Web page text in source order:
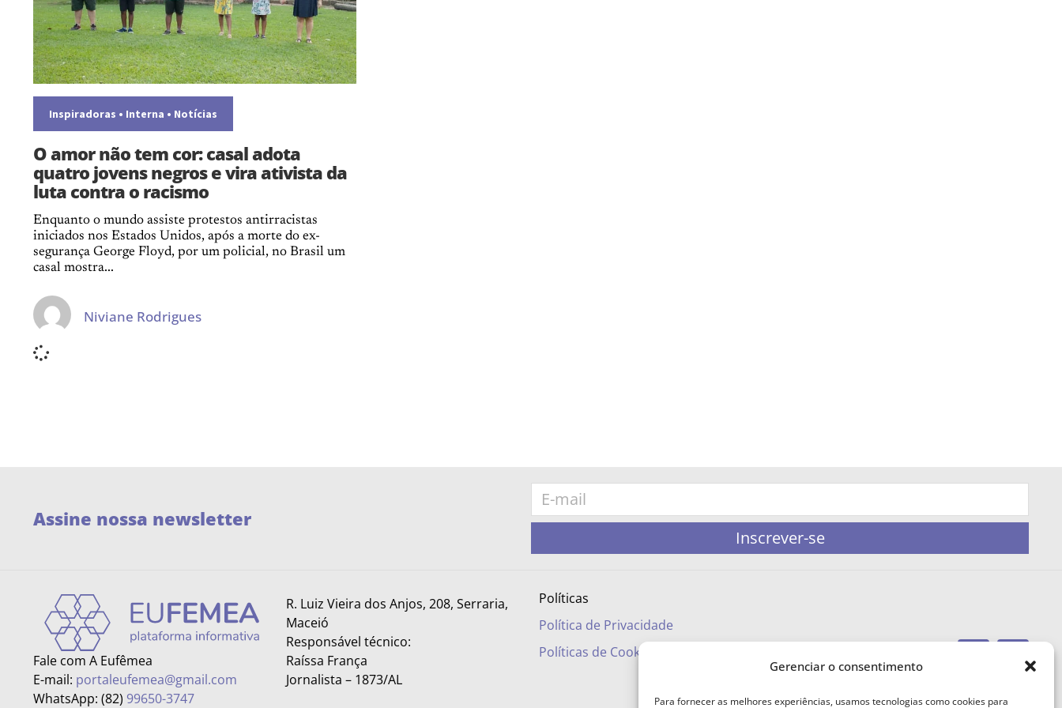
Gerenciar o consentimento
Para fornecer as melhores experiências, usamos tecnologias como cookies para
Inspiradoras • Interna • Notícias
O amor não tem cor: casal adota
quatro jovens negros e vira ativista da
luta contra o racismo
Enquanto o mundo assiste protestos antirracistas
iniciados nos Estados Unidos, após a morte do ex-
segurança George Floyd, por um policial, no Brasil um
casal mostra...
Niviane Rodrigues
Assine nossa newsletter
Inscrever-se
Fale com A Eufêmea
E-mail: portaleufemea@gmail.com
WhatsApp: (82) 99650-3747
R. Luiz Vieira dos Anjos, 208, Serraria,
Maceió
Responsável técnico:
Raíssa França
Jornalista – 1873/AL
Políticas
Política de Privacidade
Políticas de Cookies